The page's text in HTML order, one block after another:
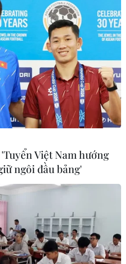
Việt Nam hướng
ngôi đầu bảng'